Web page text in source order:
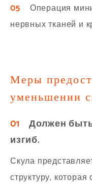
05 Операция
нервных тканей и
Меры
уменьшении
01 Должен
изгиб.
Скула
структуру,